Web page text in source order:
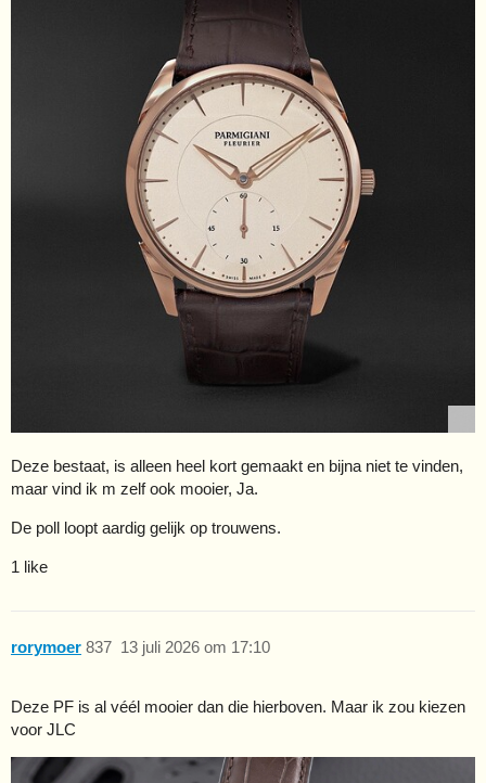
Deze bestaat, is alleen heel kort gemaakt en bijna niet te vinden,
maar vind ik m zelf ook mooier, Ja.
De poll loopt aardig gelijk op trouwens.
1 like
rorymoer 13 juli 2026 om 17:10
837
Deze PF is al véél mooier dan die hierboven. Maar ik zou kiezen
voor JLC